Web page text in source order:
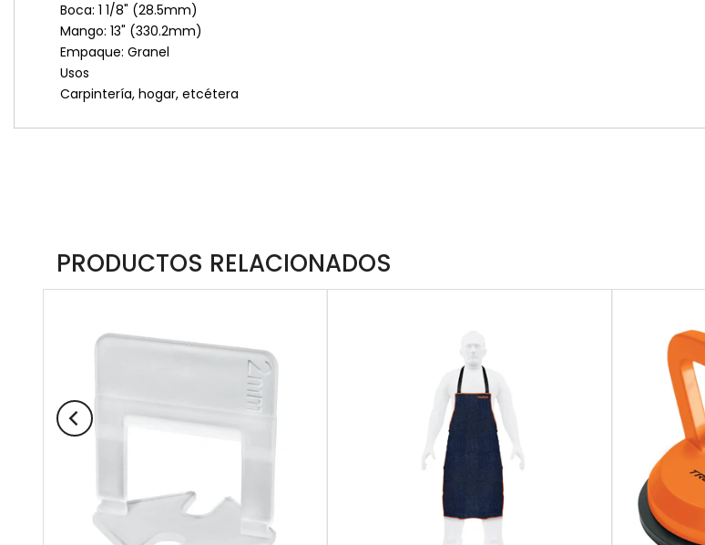
Boca: 1 1/8" (28.5mm)
Mango: 13" (330.2mm)
Empaque: Granel
Usos
Carpintería, hogar, etcétera
PRODUCTOS RELACIONADOS